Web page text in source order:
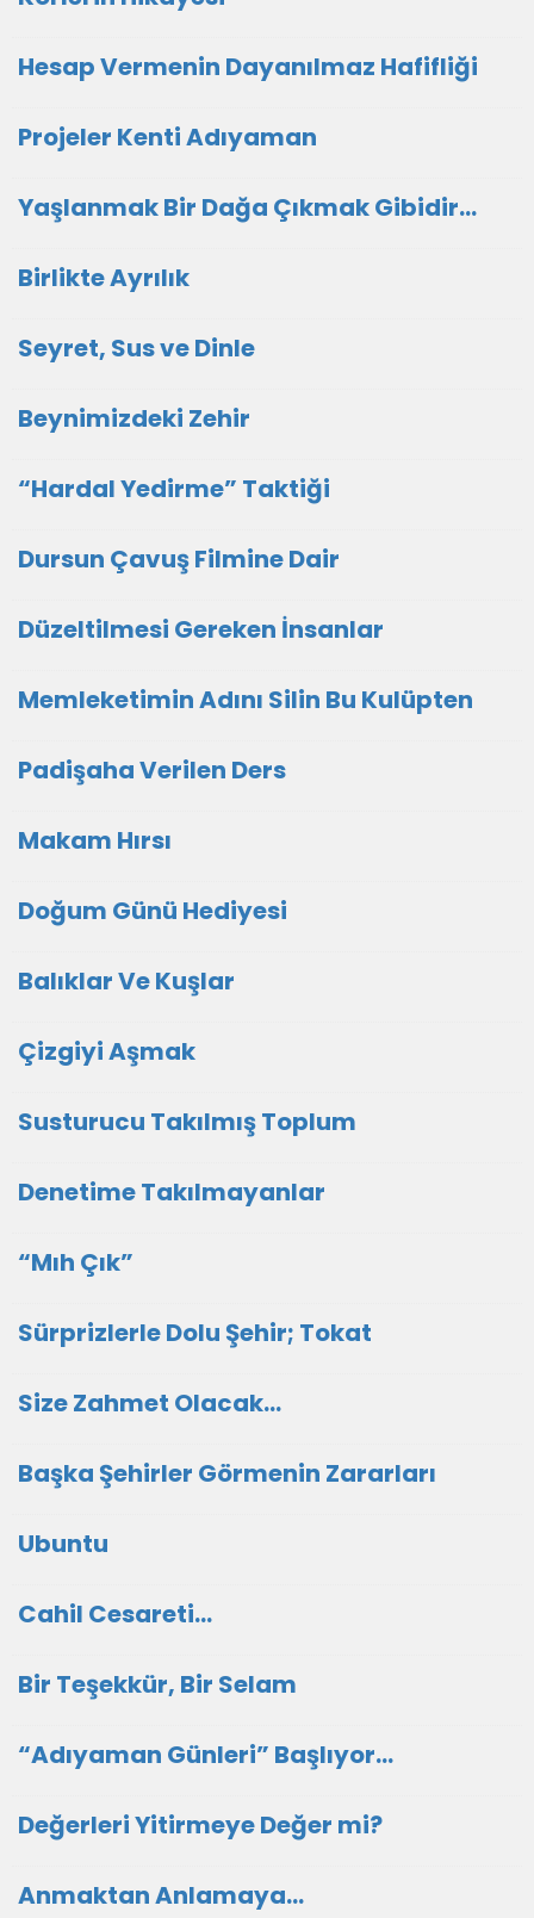
Hesap Vermenin Dayanılmaz Hafifliği
Projeler Kenti Adıyaman
Yaşlanmak Bir Dağa Çıkmak Gibidir…
Birlikte Ayrılık
Seyret, Sus ve Dinle
Beynimizdeki Zehir
“Hardal Yedirme” Taktiği
Dursun Çavuş Filmine Dair
Düzeltilmesi Gereken İnsanlar
Memleketimin Adını Silin Bu Kulüpten
Padişaha Verilen Ders
Makam Hırsı
Doğum Günü Hediyesi
Balıklar Ve Kuşlar
Çizgiyi Aşmak
Susturucu Takılmış Toplum
Denetime Takılmayanlar
“Mıh Çık”
Sürprizlerle Dolu Şehir; Tokat
Size Zahmet Olacak…
Başka Şehirler Görmenin Zararları
Ubuntu
Cahil Cesareti…
Bir Teşekkür, Bir Selam
“Adıyaman Günleri” Başlıyor…
Değerleri Yitirmeye Değer mi?
Anmaktan Anlamaya…